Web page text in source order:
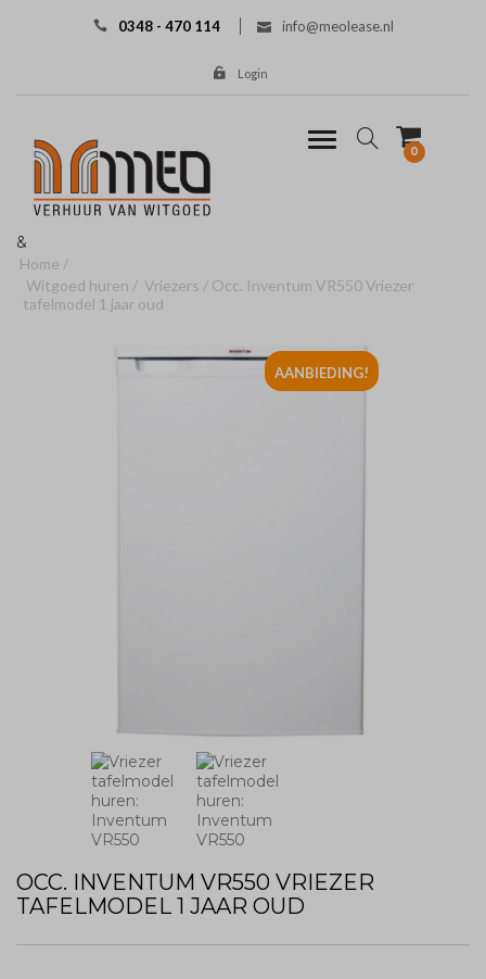
0348 - 470 114 info@meolease.nl
Login
0
&
Home
Witgoed huren
Vriezers
Occ. Inventum VR550 Vriezer
tafelmodel 1 jaar oud
AANBIEDING!
OCC. INVENTUM VR550 VRIEZER
TAFELMODEL 1 JAAR OUD